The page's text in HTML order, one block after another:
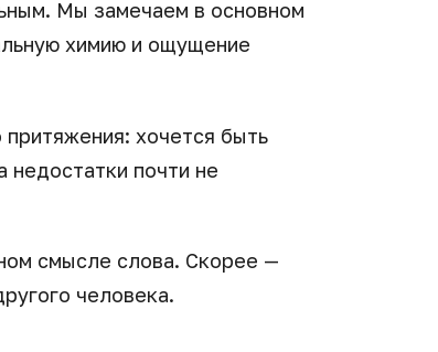
Мы замечаем в основном
химию и ощущение
притяжения: хочется быть
почти не
смысле слова. Скорее —
человека.